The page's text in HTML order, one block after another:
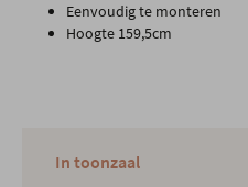
Eenvoudig te monteren
Hoogte 159,5cm
In toonzaal